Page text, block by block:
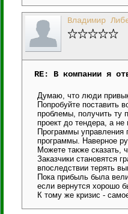
Владимир
RE: В компании я
Думаю, что люди
Попробуйте поставить
проблемы, получить ту
проект до тендера, а не
Программы управления
программы. Наверное
Можете также сказать,
Заказчики становятся
впоследствии терять
Пока прибыль была
если вернутся хорошо
К тому же кризис -